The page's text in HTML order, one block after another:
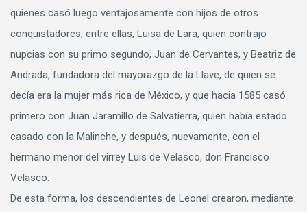
quienes casó luego ventajosamente con hijos de otros
conquistadores, entre ellas, Luisa de Lara, quien contrajo
nupcias con su primo segundo, Juan de Cervantes, y Beatriz de
Andrada, fundadora del mayorazgo de la Llave, de quien se
decía era la mujer más rica de México, y que hacia 1585 casó
primero con Juan Jaramillo de Salvatierra, quien había estado
casado con la Malinche, y después, nuevamente, con el
hermano menor del virrey Luis de Velasco, don Francisco
Velasco.
De esta forma, los descendientes de Leonel crearon, mediante